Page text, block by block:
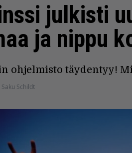
julkisti
ja nippu
ohjelmisto täydentyy!
Saku Schildt